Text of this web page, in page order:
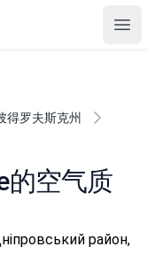
得罗夫斯克州
的空气质
район,